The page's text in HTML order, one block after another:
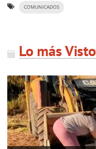
COMUNICADOS
Lo más Visto